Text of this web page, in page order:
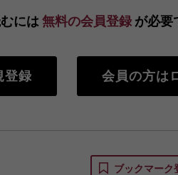
には 無料の会員登録 が必要
登録 会員の方は
ブックマーク